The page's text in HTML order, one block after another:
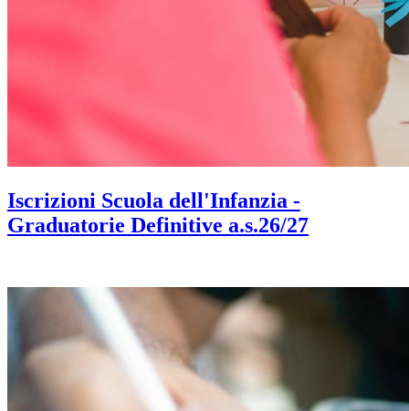
Iscrizioni Scuola dell'Infanzia -
Graduatorie Definitive a.s.26/27